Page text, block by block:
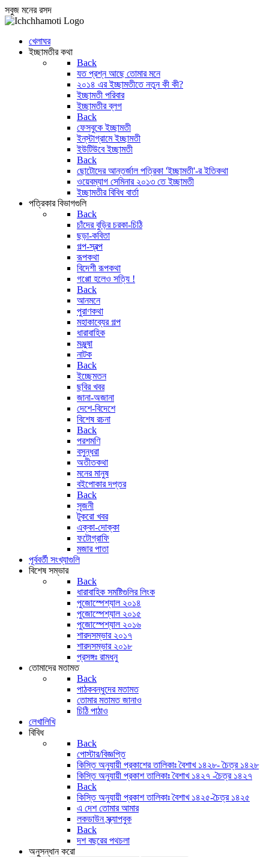
সবুজ মনের রসদ
খেলাঘর
ইচ্ছামতীর কথা
Back
যত প্রশ্ন আছে তোমার মনে
২০১৪ এর ইচ্ছামতীতে নতুন কী কী?
ইচ্ছামতী পরিবার
ইচ্ছামতীর ব্লগ
Back
ফেসবুকে ইচ্ছামতী
ইন্‌স্টাগ্রামে ইচ্ছামতী
ইউটিউবে ইচ্ছামতী
Back
ছোটোদের আন্তর্জাল পত্রিকা 'ইচ্ছামতী'-র ইতিকথা
ওয়েবম্যাগ সেমিনার ২০১৩ তে ইচ্ছামতী
ইচ্ছামতীর বিবিধ বার্তা
পত্রিকার বিভাগগুলি
Back
চাঁদের বুড়ির চরকা-চিঠি
ছড়া-কবিতা
গল্প-স্বল্প
রূপকথা
বিদেশী রূপকথা
গপ্পো হলেও সত্যি !
Back
আনমনে
পুরাণকথা
মহাকাব্যের গল্প
ধারাবাহিক
মঞ্জুষা
নাটক
Back
ইচ্ছেমতন
ছবির খবর
জানা-অজানা
দেশে-বিদেশে
বিশেষ রচনা
Back
পরশমণি
বসুন্ধরা
অতীতকথা
মনের মানুষ
বইপোকার দপ্তর
Back
সৃজনী
টুকরো খবর
এক্কা-দোক্কা
ফটোগ্রাফি
মজার পাতা
পূর্ববর্তী সংখ্যাগুলি
বিশেষ সম্ভার
Back
ধারাবাহিক সমষ্টিগুলির লিংক
পুজোস্পেশ্যাল ২০১৪
পুজোস্পেশ্যাল ২০১৫
পুজোস্পেশ্যাল ২০১৬
শারদসম্ভার ২০১৭
শারদসম্ভার ২০১৮
প্রসঙ্গঃ রামধনু
তোমাদের মতামত
Back
পাঠকবন্ধুদের মতামত
তোমার মতামত জানাও
চিঠি পাঠাও
লেখালিখি
বিবিধ
Back
পোস্টার/বিজ্ঞপ্তি
কিস্তি অনুযায়ী প্রকাশের তালিকাঃ বৈশাখ ১৪২৮- চৈত্র ১৪২৮
কিস্তি অনুযায়ী প্রকাশ তালিকাঃ বৈশাখ ১৪২৭ -চৈত্র ১৪২৭
Back
কিস্তি অনুযায়ী প্রকাশ তালিকাঃ বৈশাখ ১৪২৫-চৈত্র ১৪২৫
এ দেশ তোমার আমার
লকডাউন স্ক্র্যাপবুক
Back
দশ বছরের পথচলা
অনুসন্ধান করো